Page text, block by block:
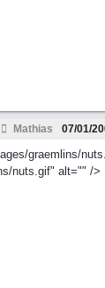
Mathias 07/01/
graemlins/
nuts.gif" alt="" />